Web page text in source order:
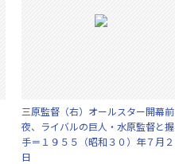
三原監督（右）オールスター開幕前
夜、ライバルの巨人・水原監督と握
手＝１９５５（昭和３０）年７月２
日